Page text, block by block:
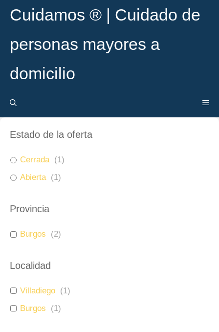
Cuidamos ® | Cuidado de
personas mayores a
domicilio
Estado de la oferta
Cerrada (1)
Abierta (1)
Provincia
Burgos (2)
Localidad
Villadiego (1)
Burgos
(1)